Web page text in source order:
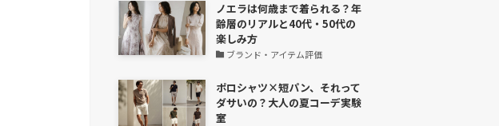
ノエラは何歳まで着られる？年
齢層のリアルと40代・50代の
楽しみ方
ブランド・アイテム評価
ポロシャツ×短パン、それって
ダサいの？大人の夏コーデ実験
室